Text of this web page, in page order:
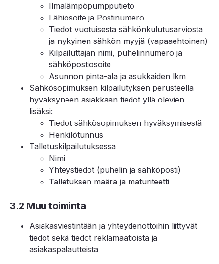
Ilmalämpöpumpputieto
Lähiosoite ja Postinumero
Tiedot vuotuisesta sähkönkulutusarviosta
ja nykyinen sähkön myyjä (vapaaehtoinen)
Kilpailuttajan nimi, puhelinnumero ja
sähköpostiosoite
Asunnon pinta-ala ja asukkaiden lkm
Sähkösopimuksen kilpailutyksen perusteella
hyväksyneen asiakkaan tiedot yllä olevien
lisäksi:
Tiedot sähkösopimuksen hyväksymisestä
Henkilötunnus
Talletuskilpailutuksessa
Nimi
Yhteystiedot (puhelin ja sähköposti)
Talletuksen määrä ja maturiteetti
3.2 Muu toiminta
Asiakasviestintään ja yhteydenottoihin liittyvät
tiedot sekä tiedot reklamaatioista ja
asiakaspalautteista